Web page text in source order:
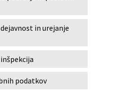
in urejanje
podatkov